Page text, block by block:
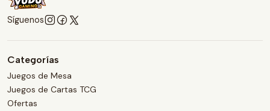
Síguenos
Categorías
Juegos de Mesa
Juegos de Cartas TCG
Ofertas